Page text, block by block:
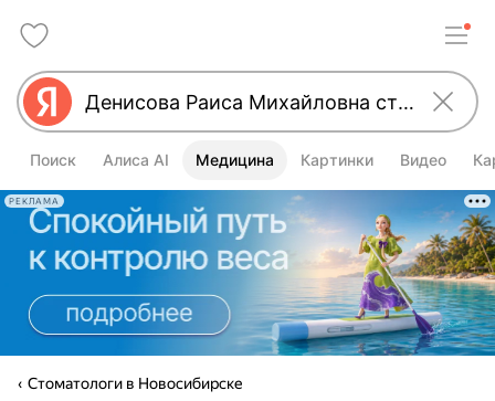
Поиск Алиса AI Медицина Картинки Видео
РЕКЛАМА
Стоматологи в Новосибирске